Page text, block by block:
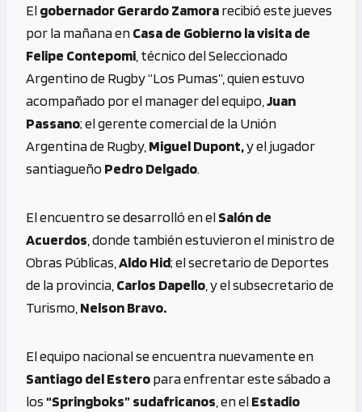
b
o
o
k
se
n
g
er
py
Li
n
k
gr
a
m
at
s
A
p
p
Elgobernador Gerardo Zamorarecibió este jueves
por la mañana enCasa de Gobierno la visita de
Felipe Contepomi , técnico del Seleccionado
Argentino de Rugby “Los Pumas”, quien estuvo
acompañado por el manager del equipo, Juan
Passano; el gerente comercial de la Unión
Argentina de Rugby, Miguel Dupont,y el jugador
santiagueñoPedro Delgado.
El encuentro se desarrolló en elSalón de
Acuerdos , donde también estuvieron el ministro de
Obras Públicas, Aldo Hid; el secretario de Deportes
de la provincia, Carlos Dapello , y el subsecretario de
Turismo, Nelson Bravo.
El equipo nacional se encuentra nuevamente en
Santiago del Esteropara enfrentar este sábado a
los“Springboks” sudafricanos , en elEstadio